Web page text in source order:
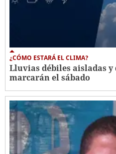
¿CÓMO ESTARÁ EL CLIMA?
Lluvias débiles aisladas y
marcarán el sábado